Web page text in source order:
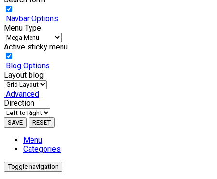
Navbar Options
Menu Type
Active sticky menu
Blog Options
Layout blog
Advanced
Direction
SAVE RESET
Menu
Categories
Toggle navigation